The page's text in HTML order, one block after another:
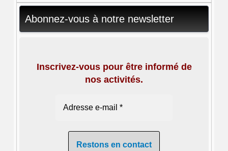
Abonnez-vous à notre newsletter
Inscrivez-vous pour être informé de
nos activités.